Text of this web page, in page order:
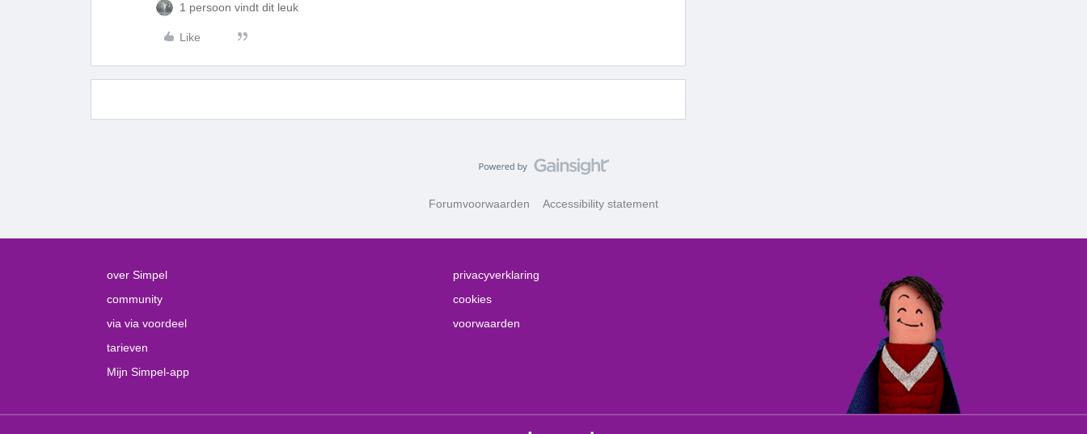
1 persoon vindt dit leuk
Like
Forumvoorwaarden Accessibility statement
over Simpel
community
via via voordeel
tarieven
Mijn Simpel-app
privacyverklaring
cookies
voorwaarden